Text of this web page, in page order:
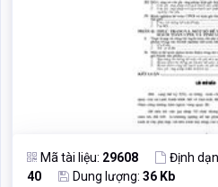
Mã tài liệu: 29608 Định
40
Dung lượng: 36 Kb